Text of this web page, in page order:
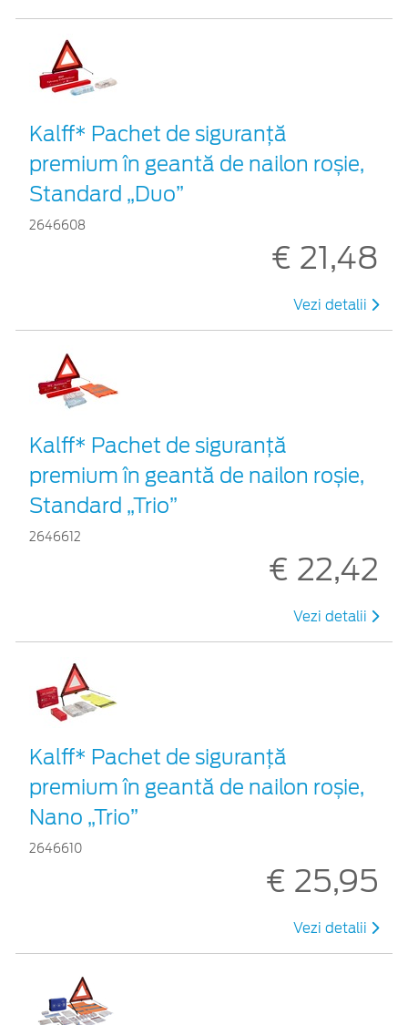
Kalff* Pachet de siguranţă
premium în geantă de nailon roșie,
Standard „Duo”
2646608
€ 21,48
Vezi detalii
Kalff* Pachet de siguranţă
premium în geantă de nailon roșie,
Standard „Trio”
2646612
€ 22,42
Vezi detalii
Kalff* Pachet de siguranţă
premium în geantă de nailon roșie,
Nano „Trio”
2646610
€ 25,95
Vezi detalii